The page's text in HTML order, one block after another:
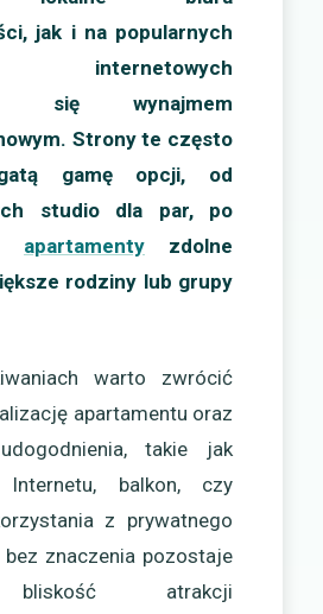
jak i na popularnych
internetowych
się wynajmem
Strony te często
gamę opcji, od
studio dla par, po
apartamenty zdolne
rodziny lub grupy
warto zwrócić
apartamentu oraz
takie jak
balkon, czy
z prywatnego
bez znaczenia pozostaje
atrakcji